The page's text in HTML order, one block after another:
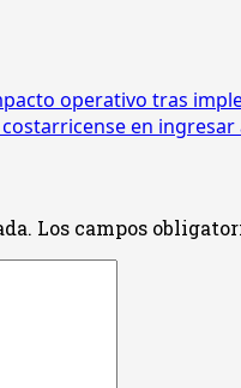
operativo tras
en
Los campos